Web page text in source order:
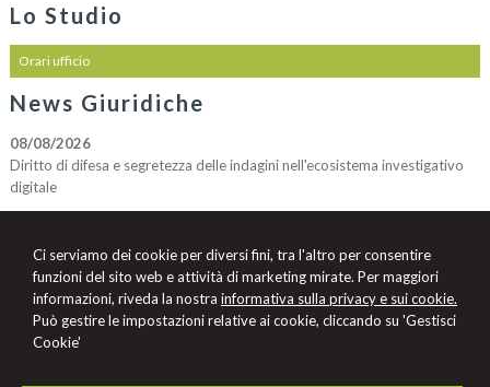
Ci serviamo dei cookie per diversi fini, tra l'altro per consentire
funzioni del sito web e attività di marketing mirate. Per maggiori
informazioni, riveda la nostra informativa sulla privacy e sui cookie.
Può gestire le impostazioni relative ai cookie, cliccando su 'Gestisci
Cookie'
Lo Studio
Orari ufficio
News Giuridiche
08/08/2026
Diritto di difesa e segretezza delle indagini nell'ecosistema investigativo
digitale
07/08/2026
07/08/2026
AI Act: ok definitivo ai decreti su governance e attività di polizia. Il Cdm
vara la riforma del sistema 231